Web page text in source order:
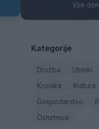
Vse
Kategorije
Družba Utrinki
Kronika
Kultura
Gospodarstvo
Osmrtnice